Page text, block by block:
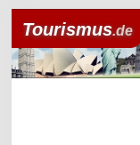
Tourismus.de